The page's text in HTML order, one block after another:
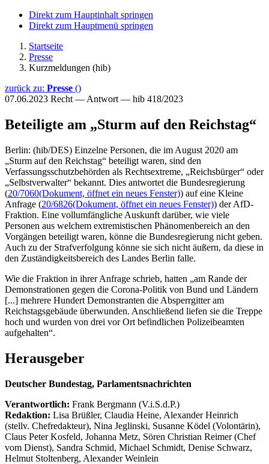
Direkt zum Hauptinhalt springen
Direkt zum Hauptmenü springen
Startseite
Presse
Kurzmeldungen (hib)
zurück zu: Presse ()
07.06.2023 Recht — Antwort — hib 418/2023
Beteiligte am „Sturm auf den Reichstag“
Berlin: (hib/DES) Einzelne Personen, die im August 2020 am
„Sturm auf den Reichstag“ beteiligt waren, sind den
Verfassungsschutzbehörden als Rechtsextreme, „Reichsbürger“ oder
„Selbstverwalter“ bekannt. Dies antwortet die Bundesregierung
(20/7060(Dokument, öffnet ein neues Fenster)) auf eine Kleine
Anfrage (20/6826(Dokument, öffnet ein neues Fenster)) der AfD-
Fraktion. Eine vollumfängliche Auskunft darüber, wie viele
Personen aus welchem extremistischen Phänomenbereich an den
Vorgängen beteiligt waren, könne die Bundesregierung nicht geben.
Auch zu der Strafverfolgung könne sie sich nicht äußern, da diese in
den Zuständigkeitsbereich des Landes Berlin falle.
Wie die Fraktion in ihrer Anfrage schrieb, hatten „am Rande der
Demonstrationen gegen die Corona-Politik von Bund und Ländern
[...] mehrere Hundert Demonstranten die Absperrgitter am
Reichstagsgebäude überwunden. Anschließend liefen sie die Treppe
hoch und wurden von drei vor Ort befindlichen Polizeibeamten
aufgehalten“.
Herausgeber
Deutscher Bundestag, Parlamentsnachrichten
Verantwortlich: Frank Bergmann (V.i.S.d.P.)
Redaktion: Lisa Brüßler, Claudia Heine, Alexander Heinrich
(stellv. Chefredakteur), Nina Jeglinski, Susanne Ködel (Volontärin),
Claus Peter Kosfeld, Johanna Metz, Sören Christian Reimer (Chef
vom Dienst), Sandra Schmid, Michael Schmidt, Denise Schwarz,
Helmut Stoltenberg, Alexander Weinlein